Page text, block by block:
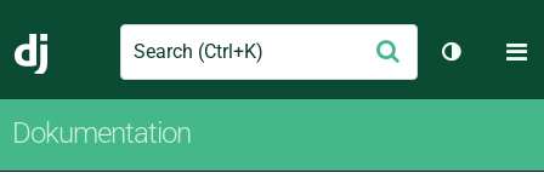
Django
Search Skicka
Växla
Dokumentation